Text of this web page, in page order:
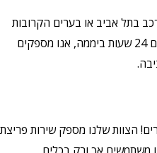
בתל אביב או בערים הקרובות
בדחיפות, הצוות שלנו כאן זמין עבורכם 24 שעות ביממה, אנו מספקים
הצוות שלנו מספק שירות פריצת